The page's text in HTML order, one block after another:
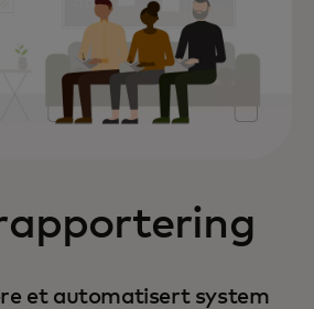
et automatisert system